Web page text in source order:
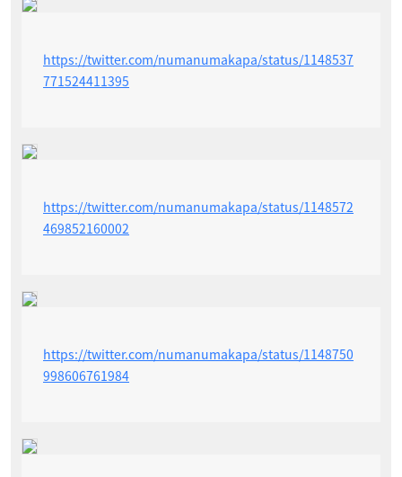
https://twitter.com/numanumakapa/status/1148537
771524411395
https://twitter.com/numanumakapa/status/1148572
469852160002
https://twitter.com/numanumakapa/status/1148750
998606761984